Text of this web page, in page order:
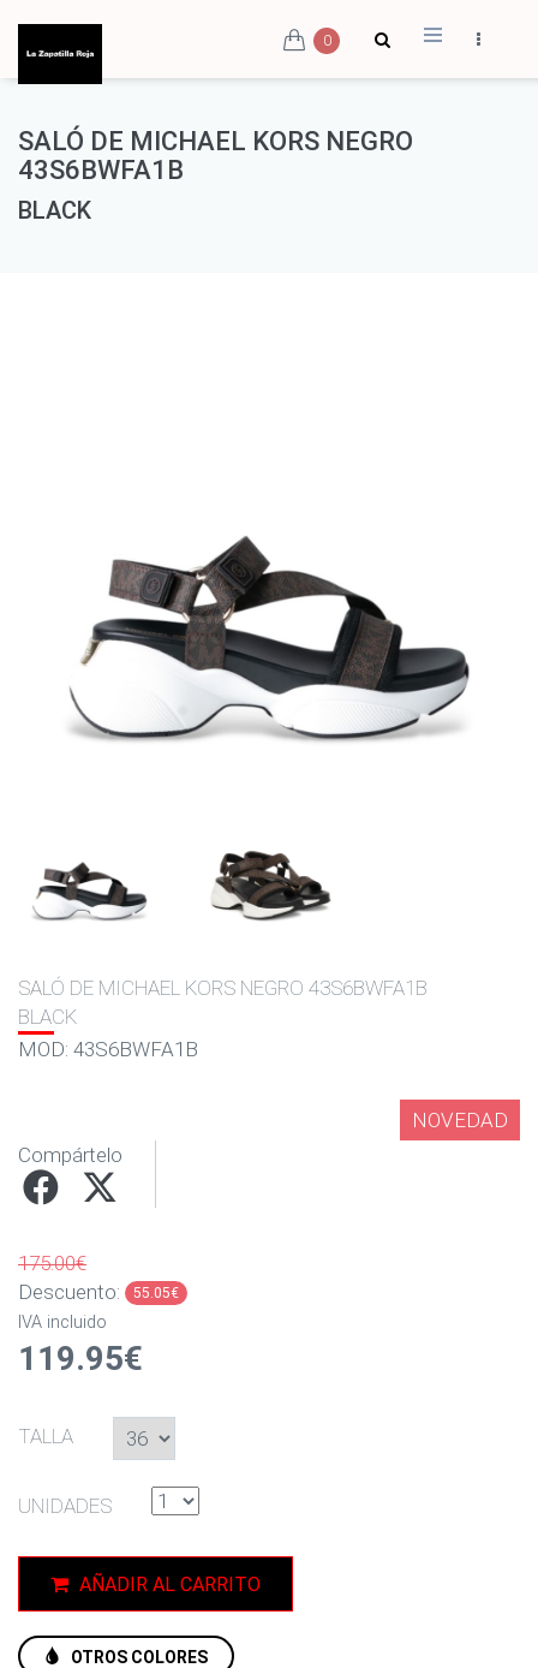
0
SALÓ DE MICHAEL KORS NEGRO
43S6BWFA1B
BLACK
SALÓ DE MICHAEL KORS NEGRO 43S6BWFA1B
BLACK
MOD: 43S6BWFA1B
NOVEDAD
Compártelo
175.00€
Descuento:
55.05€
IVA incluido
119.95€
TALLA
UNIDADES
AÑADIR AL CARRITO
OTROS COLORES